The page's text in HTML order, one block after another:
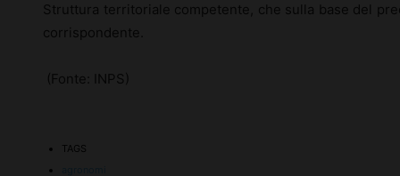
Struttura territoriale competente, che sulla base del
corrispondente.
(Fonte: INPS)
TAGS